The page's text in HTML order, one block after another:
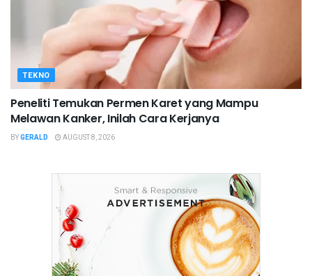
TEKNO
Peneliti Temukan Permen Karet yang Mampu
Melawan Kanker, Inilah Cara Kerjanya
BYGERALD AUGUST 8, 2026